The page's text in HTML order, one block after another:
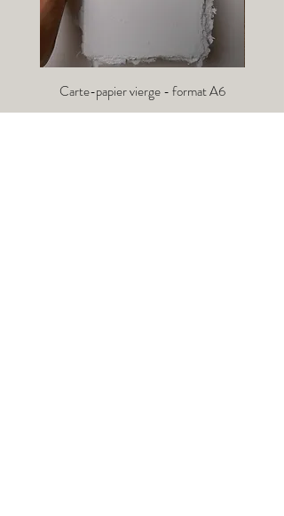
Carte-papier vierge - format A6